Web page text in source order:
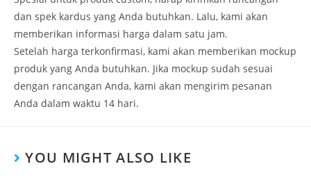
dan spek kardus yang Anda butuhkan. Lalu, kami akan
memberikan informasi harga dalam satu jam.
Setelah harga terkonfirmasi, kami akan memberikan mockup
produk yang Anda butuhkan. Jika mockup sudah sesuai
dengan rancangan Anda, kami akan mengirim pesanan
Anda dalam waktu 14 hari.
YOU MIGHT ALSO LIKE